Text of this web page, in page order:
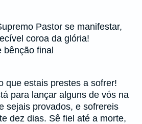
Pastor se manifestar,
coroa da glória!
bênção final
que estais prestes a sofrer!
para lançar alguns de vós na
sejais provados, e sofrereis
dez dias. Sê fiel até a morte,